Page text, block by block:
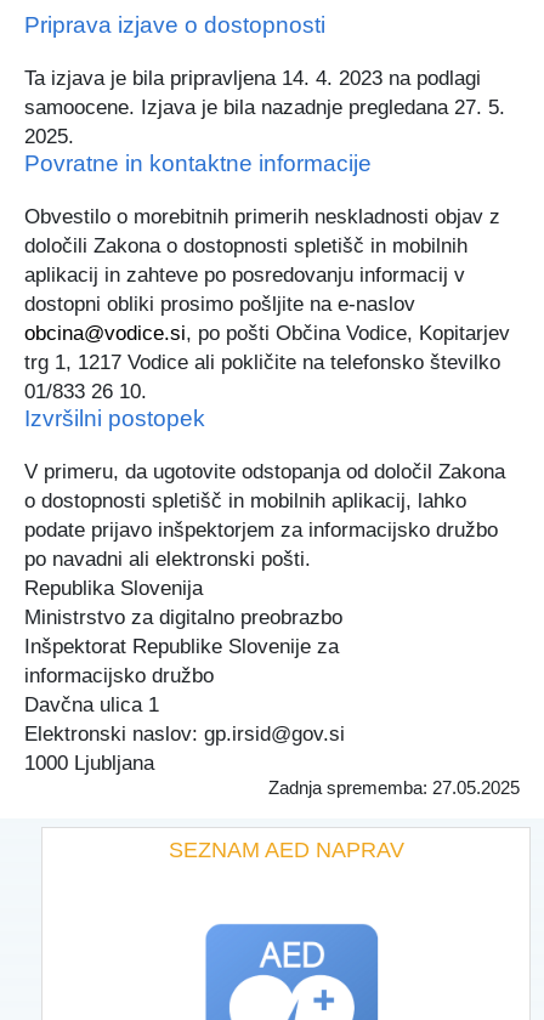
Priprava izjave o dostopnosti
Ta izjava je bila pripravljena 14. 4. 2023 na podlagi
samoocene. Izjava je bila nazadnje pregledana 27. 5.
2025.
Povratne in kontaktne informacije
Obvestilo o morebitnih primerih neskladnosti objav z
določili Zakona o dostopnosti spletišč in mobilnih
aplikacij in zahteve po posredovanju informacij v
dostopni obliki prosimo pošljite na e-naslov
obcina@vodice.si, po pošti Občina Vodice, Kopitarjev
trg 1, 1217 Vodice ali pokličite na telefonsko številko
01/833 26 10.
Izvršilni postopek
V primeru, da ugotovite odstopanja od določil Zakona
o dostopnosti spletišč in mobilnih aplikacij, lahko
podate prijavo inšpektorjem za informacijsko družbo
po navadni ali elektronski pošti.
Republika Slovenija
Ministrstvo za digitalno preobrazbo
Inšpektorat Republike Slovenije za
informacijsko družbo
Davčna ulica 1
Elektronski naslov: gp.irsid@gov.si
1000 Ljubljana
Zadnja sprememba: 27.05.2025
SEZNAM AED NAPRAV